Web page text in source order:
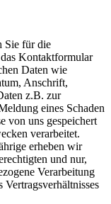
Sie für die
Kontaktformular
Daten wie
Anschrift,
z.B. zur
eines Schaden
von uns gespeichert
verarbeitet.
erheben wir
und nur,
Verarbeitung